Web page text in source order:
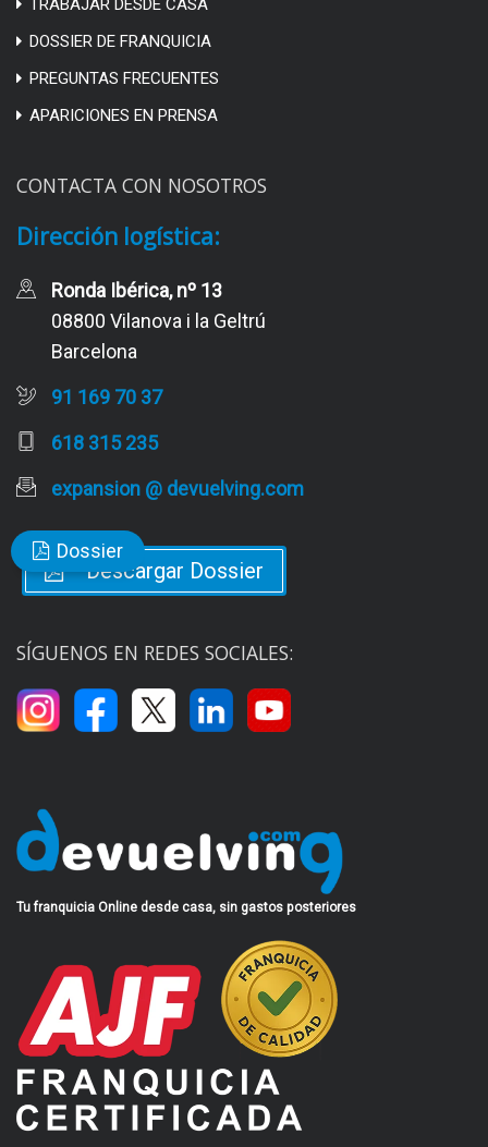
DOSSIER DE FRANQUICIA
PREGUNTAS FRECUENTES
APARICIONES EN PRENSA
CONTACTA CON NOSOTROS
Dirección logística:
Ronda Ibérica, nº 13
08800 Vilanova i la Geltrú
Barcelona
91 169 70 37
618 315 235
expansion @ devuelving.com
Descargar Dossier
SÍGUENOS EN REDES SOCIALES:
Tu franquicia Online desde casa, sin gastos posteriores
Dossier